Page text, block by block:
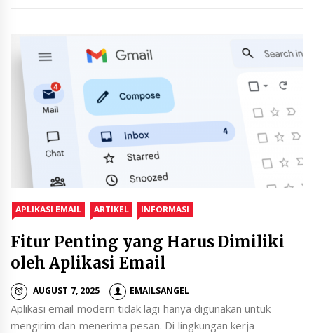
APLIKASI EMAIL ARTIKEL INFORMASI
Fitur Penting yang Harus Dimiliki
oleh Aplikasi Email
AUGUST 7, 2025 EMAILSANGEL
Aplikasi email modern tidak lagi hanya digunakan untuk
mengirim dan menerima pesan. Di lingkungan kerja